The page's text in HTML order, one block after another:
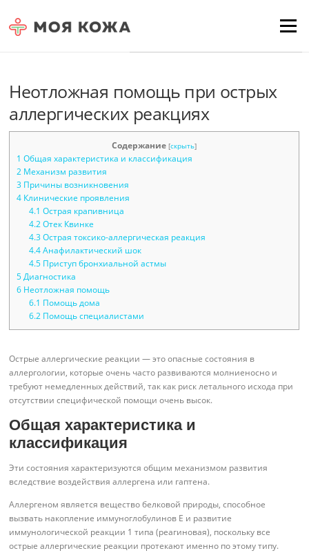
Menu
Неотложная помощь при острых
аллергических реакциях
Содержание [скрыть]
1 Общая характеристика и классификация
2 Механизм развития
3 Причины возникновения
4 Клинические проявления
4.1 Острая крапивница
4.2Отек Квинке
4.3Острая токсико-аллергическая реакция
4.4Анафилактический шок
4.5Приступ бронхиальной астмы
5 Диагностика
6 Неотложная помощь
6.1 Помощь дома
6.2Помощь специалистами
Острые аллергические реакции — это опасные состояния в
аллергологии, которые очень часто развиваются молниеносно и
требуют немедленных действий, так как риск летального исхода при
отсутствии специфической помощи очень высок.
Общая характеристика и
классификация
Эти состояния характеризуются общим механизмом развития
вследствие воздействия аллергена или гаптена.
Аллергеном является вещество белковой природы, способное
вызвать накопление иммуноглобулинов Е и развитие
иммунологической реакции 1 типа (реагиновая), поскольку все
острые аллергические реакции протекают именно по этому типу.
Для любых предложений по